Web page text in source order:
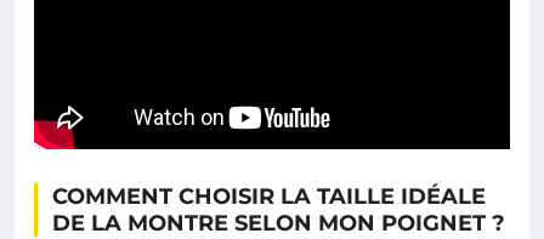
COMMENT CHOISIR LA TAILLE IDÉALE
DE LA MONTRE SELON MON POIGNET ?